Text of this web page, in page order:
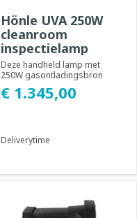
Hönle UVA 250W
cleanroom
inspectielamp
Deze handheld lamp met
250W gasontladingsbron
genereert UV(A) licht met een
golflengte van...
€ 1.345,00
Deliverytime